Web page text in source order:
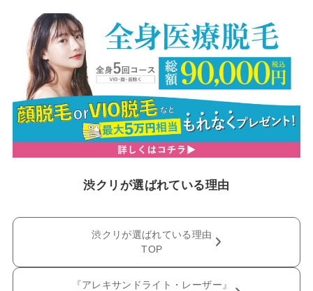
渋クリが選ばれている理由
渋クリが選ばれている理由
TOP
『アレキサンドライト・レーザー』